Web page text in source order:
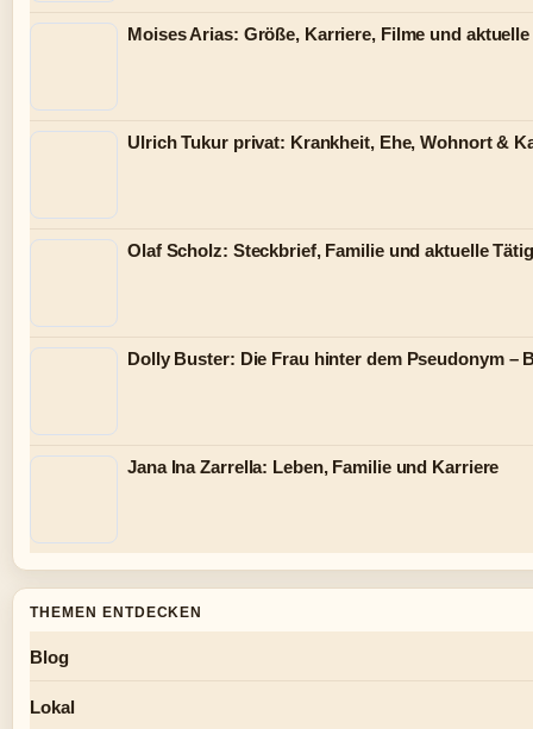
Moises Arias: Größe, Karriere, Filme und
Ulrich Tukur privat: Krankheit, Ehe, Wohnort &
Olaf Scholz: Steckbrief, Familie und aktuelle
Dolly Buster: Die Frau hinter dem Pseudonym –
Jana Ina Zarrella: Leben, Familie und Karriere
THEMEN ENTDECKEN
Blog
Lokal